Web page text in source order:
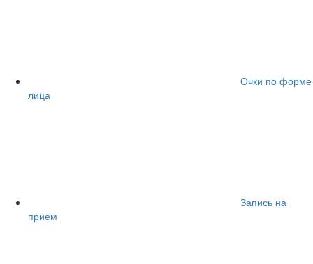
Очки по форме
лица
Запись на
прием